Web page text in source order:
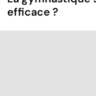
efficace ?